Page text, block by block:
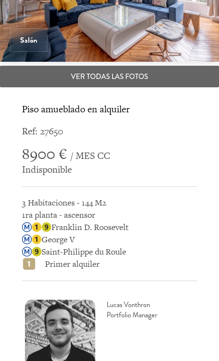
Salón
VER TODAS LAS FOTOS
Piso amueblado en alquiler
Ref: 27650
8900 € / MES CC
Indisponible
3 Habitaciones - 144 M2
1ra planta - ascensor
Franklin D. Roosevelt
George V
Saint-Philippe du Roule
Primer alquiler
Lucas Vonthron
Portfolio Manager